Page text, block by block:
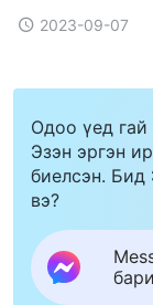
2023-09-07
Одоо үед
Эзэн эргэн
биелсэн. Бид
вэ?